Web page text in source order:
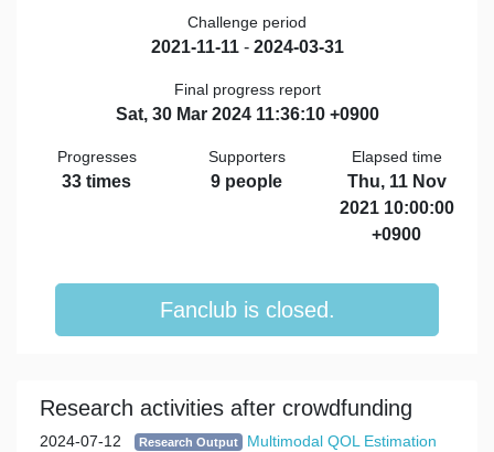
Challenge period
2021-11-11- 2024-03-31
Final progress report
Sat, 30 Mar 2024 11:36:10 +0900
Progresses
33 times
Supporters
9 people
Elapsed time
Thu, 11 Nov
2021 10:00:00
+0900
Fanclub is closed.
Research activities after crowdfunding
2024-07-12 Research Output
Multimodal QOL Estimation